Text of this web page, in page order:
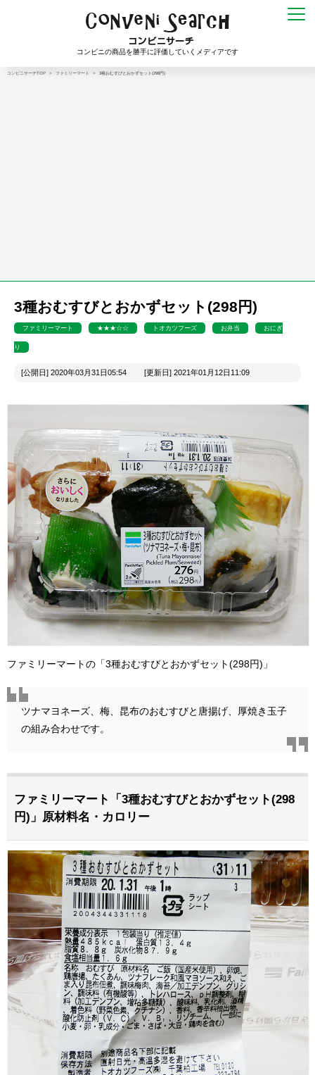
コンビニの商品を勝手に評価していくメディアです
コンビニサーチTOP > ファミリーマート > 3種おむすびとおかずセット(298円)
3種おむすびとおかずセット(298円)
ファミリーマート ★★★☆☆ トオカツフーズ お弁当 おにぎ
り
[公開日] 2020年03月31日05:54 [更新日] 2021年01月12日11:09
ファミリーマートの「3種おむすびとおかずセット(298円)」
ツナマヨネーズ、梅、昆布のおむすびと唐揚げ、厚焼き玉子
の組み合わせです。
ファミリーマート「3種おむすびとおかずセット(298
円)」原材料名・カロリー